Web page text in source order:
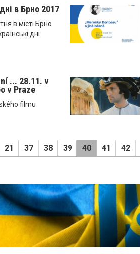
в Брно 2017
в місті Брно
дні.
... 28.11. v
v Praze
filmu
21 37 38 39 40 41 42